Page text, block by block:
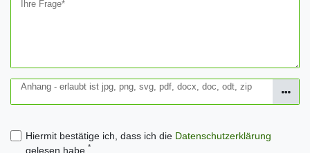
Ihre Frage*
Anhang - erlaubt ist jpg, png, svg, pdf, docx, doc, odt, zip
Hiermit bestätige ich, dass ich die Daten­schutz­erklärung
gelesen habe. *